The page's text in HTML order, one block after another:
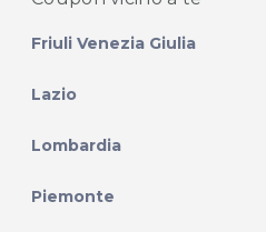
Friuli Venezia Giulia
Lazio
Lombardia
Piemonte